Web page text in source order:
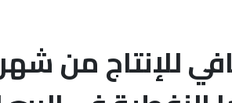
للإنتاج من